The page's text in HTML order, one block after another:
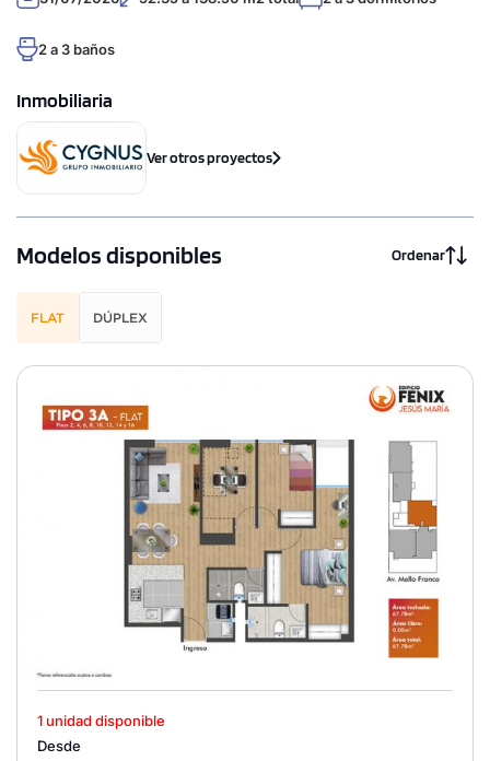
2 a 3 baños
Inmobiliaria
Ver otros proyectos
Modelos disponibles Ordenar
FLAT DÚPLEX
1 unidad disponible
Desde